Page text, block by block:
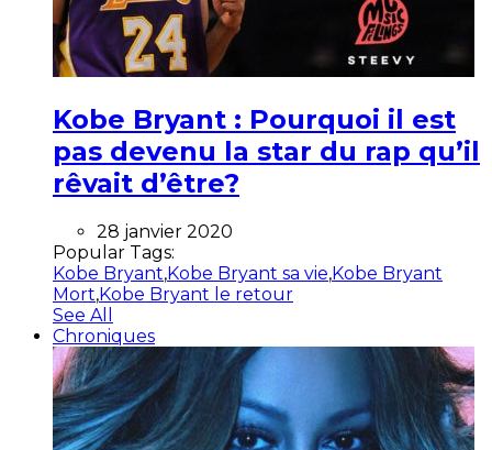
Kobe Bryant : Pourquoi il est
pas devenu la star du rap qu’il
rêvait d’être?
28 janvier 2020
Popular Tags:
Kobe Bryant,Kobe Bryant sa vie,Kobe Bryant
Mort,Kobe Bryant le retour
See All
Chroniques